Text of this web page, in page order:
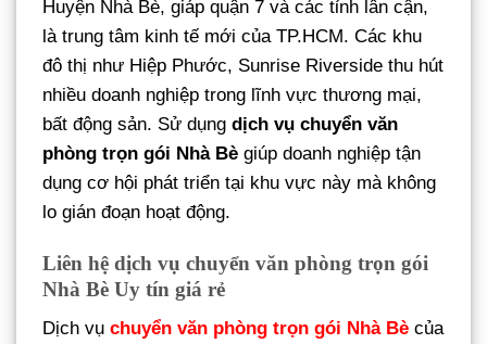
Huyện Nhà Bè, giáp quận 7 và các tỉnh lân cận,
là trung tâm kinh tế mới của TP.HCM. Các khu
đô thị như Hiệp Phước, Sunrise Riverside thu hút
nhiều doanh nghiệp trong lĩnh vực thương mại,
bất động sản. Sử dụng dịch vụ chuyển văn
phòng trọn gói Nhà Bè giúp doanh nghiệp tận
dụng cơ hội phát triển tại khu vực này mà không
lo gián đoạn hoạt động.
Liên hệ dịch vụ chuyển văn phòng trọn gói
Nhà Bè Uy tín giá rẻ
Dịch vụ chuyển văn phòng trọn gói Nhà Bè của